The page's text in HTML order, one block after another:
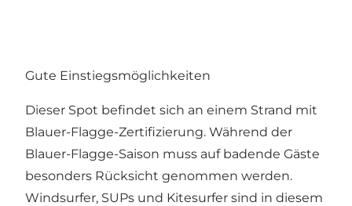
Gute Einstiegsmöglichkeiten
Dieser Spot befindet sich an einem Strand mit
Blauer-Flagge-Zertifizierung. Während der
Blauer-Flagge-Saison muss auf badende Gäste
besonders Rücksicht genommen werden.
Windsurfer, SUPs und Kitesurfer sind in diesem